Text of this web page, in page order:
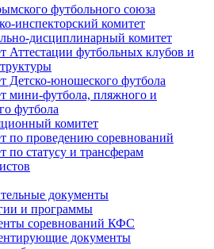
футбольного союза
инспекторский комитет
дисциплинарный комитет
Аттестации футбольных клубов и
Детско-юношеского футбола
мини-футбола, пляжного и
футбола
комитет
по проведению соревнований
по статусу и трансферам
документы
и программы
соревнований КФС
документы